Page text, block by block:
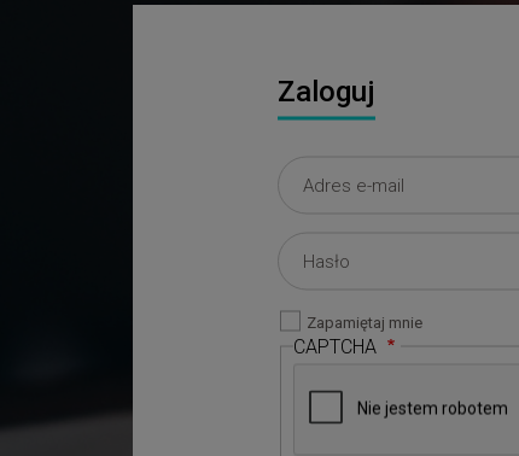
Zaloguj
Zapamiętaj mnie
CAPTCHA